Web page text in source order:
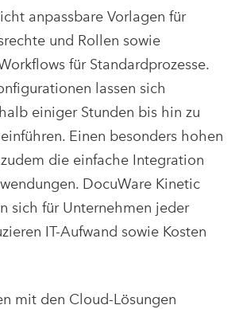
anpassbare Vorlagen für
und Rollen sowie
für Standardprozesse.
lassen sich
einiger Stunden bis hin zu
Einen besonders hohen
die einfache Integration
DocuWare Kinetic
sich für Unternehmen jeder
IT-Aufwand sowie Kosten
mit den Cloud-Lösungen